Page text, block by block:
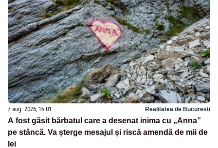
7 aug. 2026, 15:01 Realitatea de Bucuresti
A fost găsit bărbatul care a desenat inima cu „Anna”
pe stâncă. Va șterge mesajul și riscă amendă de mii de
lei